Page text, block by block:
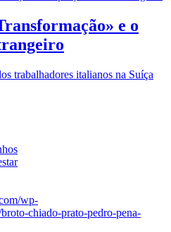
e o
trabalhadores italianos na Suíça
wp-
chiado-prato-pedro-pena-